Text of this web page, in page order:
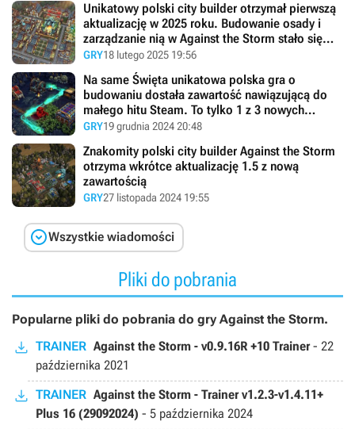
Unikatowy polski city builder otrzymał pierwszą
aktualizację w 2025 roku. Budowanie osady i
zarządzanie nią w Against the Storm stało się
dużo przyjemniejsze
GRY18 lutego 2025 19:56
Na same Święta unikatowa polska gra o
budowaniu dostała zawartość nawiązującą do
małego hitu Steam. To tylko 1 z 3 nowych
wydarzeń w Against the Storm 1.6
GRY19 grudnia 2024 20:48
Znakomity polski city builder Against the Storm
otrzyma wkrótce aktualizację 1.5 z nową
zawartością
GRY27 listopada 2024 19:55
Wszystkie wiadomości
Pliki do pobrania
Popularne pliki do pobrania do gry Against the Storm.
TRAINER Against the Storm - v0.9.16R +10 Trainer- 22
października 2021
TRAINER Against the Storm - Trainer v1.2.3-v1.4.11+
Plus 16 (29092024) - 5 października 2024